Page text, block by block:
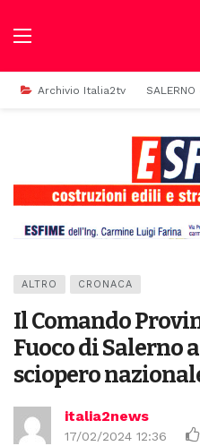
Archivio Italia2tv
ALTRO CRONACA
Il Comando
Fuoco di Salerno
sciopero
italia2news
17/02/2024 12:36